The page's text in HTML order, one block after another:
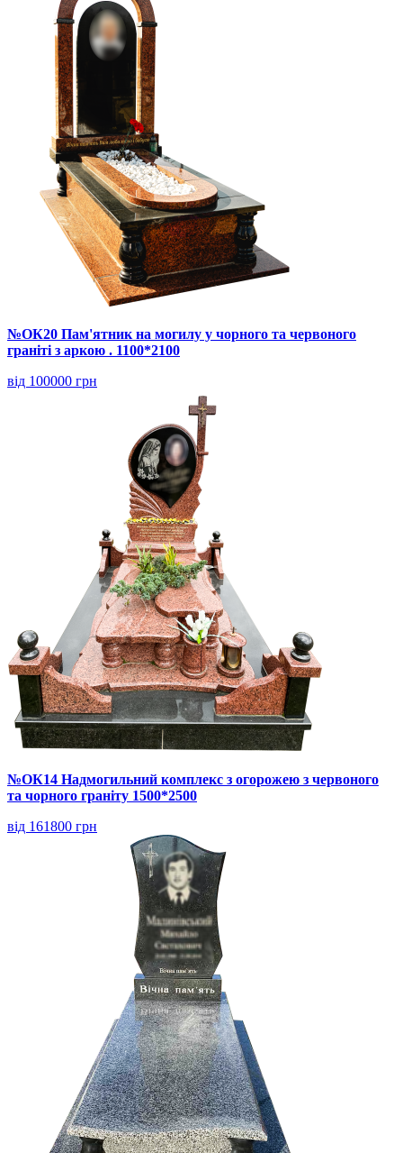
№ОК20 Пам'ятник на могилу у чорного та червоного
граніті з аркою . 1100*2100
від 100000 грн
№ОК14 Надмогильний комплекс з огорожею з червоного
та чорного граніту 1500*2500
від 161800 грн